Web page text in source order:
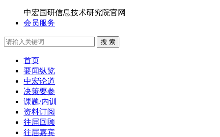
中宏国研信息技术研究院官网
会员服务
搜 索
首页
要闻纵览
中宏论道
决策要参
课题/内训
资料订阅
往届回顾
往届嘉宾